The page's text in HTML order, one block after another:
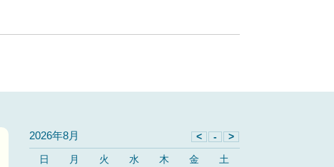
2026年8月
日 月 火 水 木 金
土